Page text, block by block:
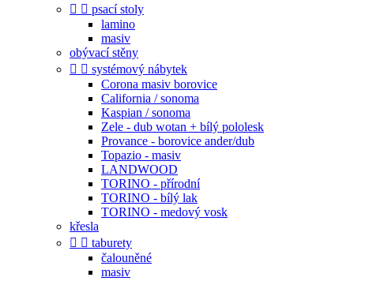
  psací stoly
lamino
masiv
obývací stěny
  systémový nábytek
Corona masiv borovice
California / sonoma
Kaspian / sonoma
Zele - dub wotan + bílý pololesk
Provance - borovice ander/dub
Topazio - masiv
LANDWOOD
TORINO - přírodní
TORINO - bílý lak
TORINO - medový vosk
křesla
  taburety
čalouněné
masiv